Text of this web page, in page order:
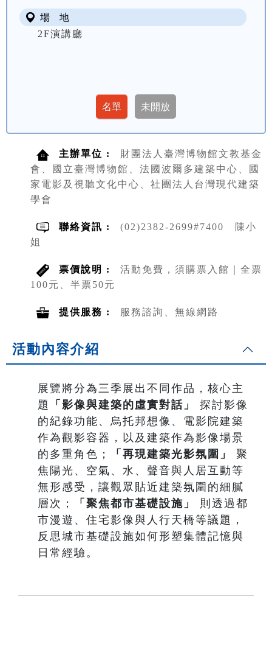
場 地
2F演講廳
主辦單位 :
財團法人臺灣博物館文教基金
會、國立臺灣博物館、法國波爾多建築中心、國
家電影及視聽文化中心、社團法人台灣現代建築
學會
聯絡資訊 :
(02)2382-2699#7400 陳小
姐
票價說明 :
活動免費，須購票入館｜全票
100元、半票50元
提供服務 : 服務諮詢、無線網路
活動內容介紹
展覽將分為三季展出不同作品，核心主
題
「影像與建築的虛實對話」
探討影像
的紀錄功能、烏托邦想像、電影院建築
作為觀影容器，以及建築作為影像場景
的多重角色；
「再現建築光影氛圍」
聚
焦陽光、空氣、水、聲音與人居互動等
無形感受，讓觀眾貼近建築氛圍的細膩
層次；
「聚焦都市基礎設施」
則透過都
市漫遊、住宅影像與人行天橋等議題，
反思城市基礎設施如何形塑集體記憶與
日常經驗。